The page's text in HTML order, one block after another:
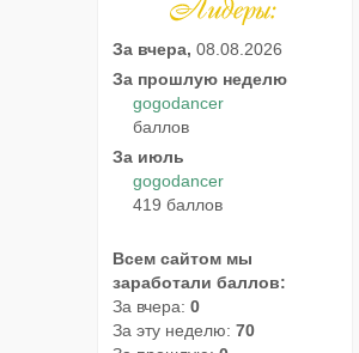
За вчера, 08.08.2026
За прошлую неделю
gogodancer
баллов
За июль
gogodancer
419 баллов
Всем сайтом мы
заработали баллов:
За вчера: 0
За эту неделю: 70